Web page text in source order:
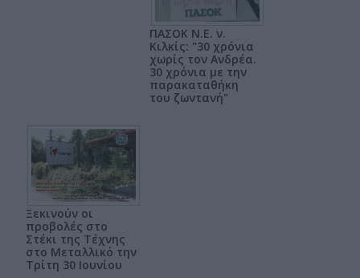
ΠΑΣΟΚ Ν.Ε. ν.
Κιλκίς: "30 χρόνια
χωρίς τον Ανδρέα.
30 χρόνια με την
παρακαταθήκη
του ζωντανή"
Ξεκινούν οι
προβολές στο
Στέκι της Τέχνης
στο Μεταλλικό την
Τρίτη 30 Ιουνίου